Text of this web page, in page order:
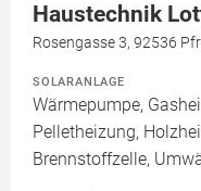
Haustechnik
Rosengasse 3, 92536
SOLARANLAGE
Wärmepumpe,
Pelletheizung,
Brennstoffzelle,